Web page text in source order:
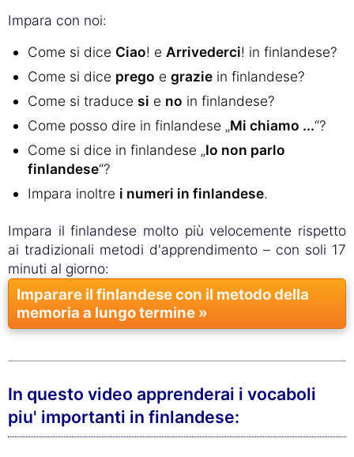
Impara con noi:
Come si dice Ciao! e Arrivederci! in finlandese?
Come si dice prego e grazie in finlandese?
Come si traduce si e no in finlandese?
Come posso dire in finlandese „Mi chiamo ...“?
Come si dice in finlandese „Io non parlo
finlandese“?
Impara inoltre i numeri in finlandese.
Impara il finlandese molto più velocemente rispetto
ai tradizionali metodi d'apprendimento – con soli 17
minuti al giorno:
Imparare il finlandese con il metodo della
memoria a lungo termine »
In questo video apprenderai i vocaboli
piu' importanti in finlandese: